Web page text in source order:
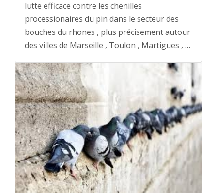
lutte efficace contre les chenilles
processionaires du pin dans le secteur des
bouches du rhones , plus précisement autour
des villes de Marseille , Toulon , Martigues , …